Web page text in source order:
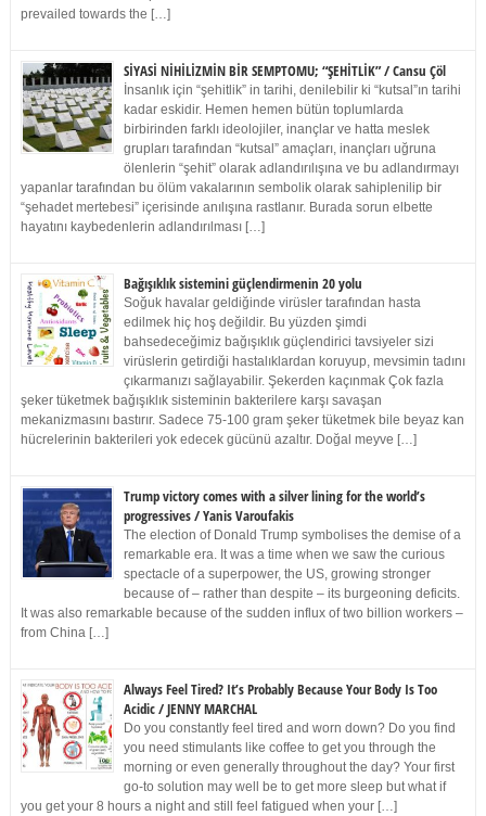
prevailed towards the […]
SİYASİ NİHİLİZMİN BİR SEMPTOMU; “ŞEHİTLİK” / Cansu Çöl
İnsanlık için “şehitlik” in tarihi, denilebilir ki “kutsal”ın tarihi
kadar eskidir. Hemen hemen bütün toplumlarda
birbirinden farklı ideolojiler, inançlar ve hatta meslek
grupları tarafından “kutsal” amaçları, inançları uğruna
ölenlerin “şehit” olarak adlandırılışına ve bu adlandırmayı
yapanlar tarafından bu ölüm vakalarının sembolik olarak sahiplenilip bir
“şehadet mertebesi” içerisinde anılışına rastlanır. Burada sorun elbette
hayatını kaybedenlerin adlandırılması […]
Bağışıklık sistemini güçlendirmenin 20 yolu
Soğuk havalar geldiğinde virüsler tarafından hasta
edilmek hiç hoş değildir. Bu yüzden şimdi
bahsedeceğimiz bağışıklık güçlendirici tavsiyeler sizi
virüslerin getirdiği hastalıklardan koruyup, mevsimin tadını
çıkarmanızı sağlayabilir. Şekerden kaçınmak Çok fazla
şeker tüketmek bağışıklık sisteminin bakterilere karşı savaşan
mekanizmasını bastırır. Sadece 75-100 gram şeker tüketmek bile beyaz kan
hücrelerinin bakterileri yok edecek gücünü azaltır. Doğal meyve […]
Trump victory comes with a silver lining for the world’s
progressives / Yanis Varoufakis
The election of Donald Trump symbolises the demise of a
remarkable era. It was a time when we saw the curious
spectacle of a superpower, the US, growing stronger
because of – rather than despite – its burgeoning deficits.
It was also remarkable because of the sudden influx of two billion workers –
from China […]
Always Feel Tired? It’s Probably Because Your Body Is Too
Acidic / JENNY MARCHAL
Do you constantly feel tired and worn down? Do you find
you need stimulants like coffee to get you through the
morning or even generally throughout the day? Your first
go-to solution may well be to get more sleep but what if
you get your 8 hours a night and still feel fatigued when your […]